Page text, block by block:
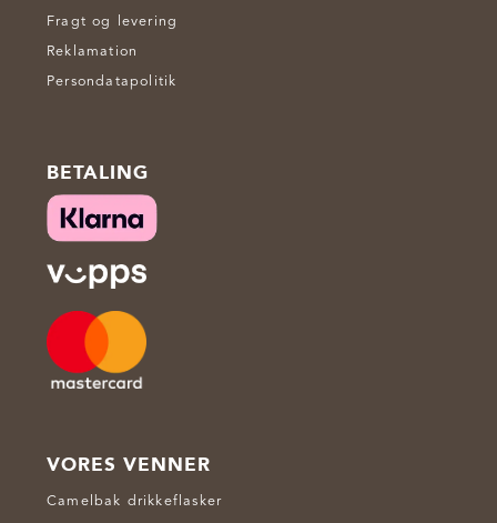
Fragt og levering
Reklamation
Persondatapolitik
BETALING
VORES VENNER
Camelbak drikkeflasker